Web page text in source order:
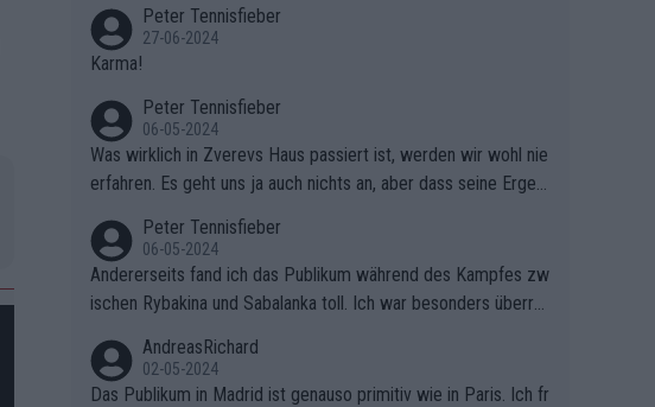
Peter Tennisfieber
27-06-2024
Karma!
Peter Tennisfieber
06-05-2024
Was wirklich in Zverevs Haus passiert ist, werden wir wohl nie
erfahren. Es geht uns ja auch nichts an, aber dass seine Ergeb
Peter Tennisfieber
06-05-2024
Andererseits fand ich das Publikum während des Kampfes zw
ischen Rybakina und Sabalanka toll. Ich war besonders überras
AndreasRichard
02-05-2024
Das Publikum in Madrid ist genauso primitiv wie in Paris. Ich fr